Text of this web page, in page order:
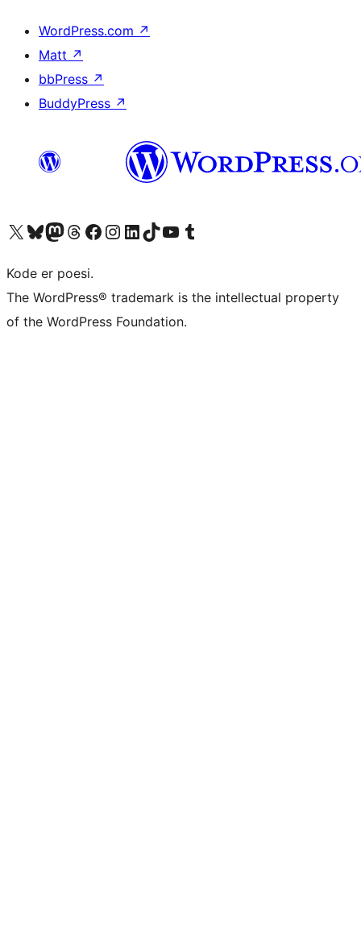
WordPress.com ↗
Matt ↗
bbPress ↗
BuddyPress ↗
Besøg vores X (tidligere Twitter) konto
Besøg vores Bluesky-konto
Besøg vores Mastodon konto
Besøg vores Threads-konto
Besøg vores Facebook sideBesøg vores Instagram konto
Besøg vores LinkedIn konto
Besøg vores TikTok-konto
Besøg vores YouTube-kanalBesøg vores Tumblr-konto
Kode er poesi.
The WordPress® trademark is the intellectual property
of the WordPress Foundation.